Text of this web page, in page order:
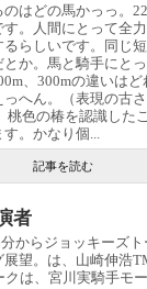
はどの馬かっっ。
。人間にとって全
らしいです。同じ
か。馬と騎手にと
、300mの違いはど
へん。（表現の古
桃色の椿を認識した
。かなり個...
記事を読む
者
からジョッキーズ
望。は、山崎伸浩
は、宮川実騎手モ